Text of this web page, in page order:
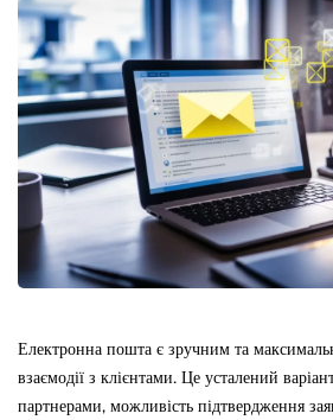
Електронна пошта є зручним та
взаємодії з клієнтами. Це усталений
партнерами, можливість підтвердження